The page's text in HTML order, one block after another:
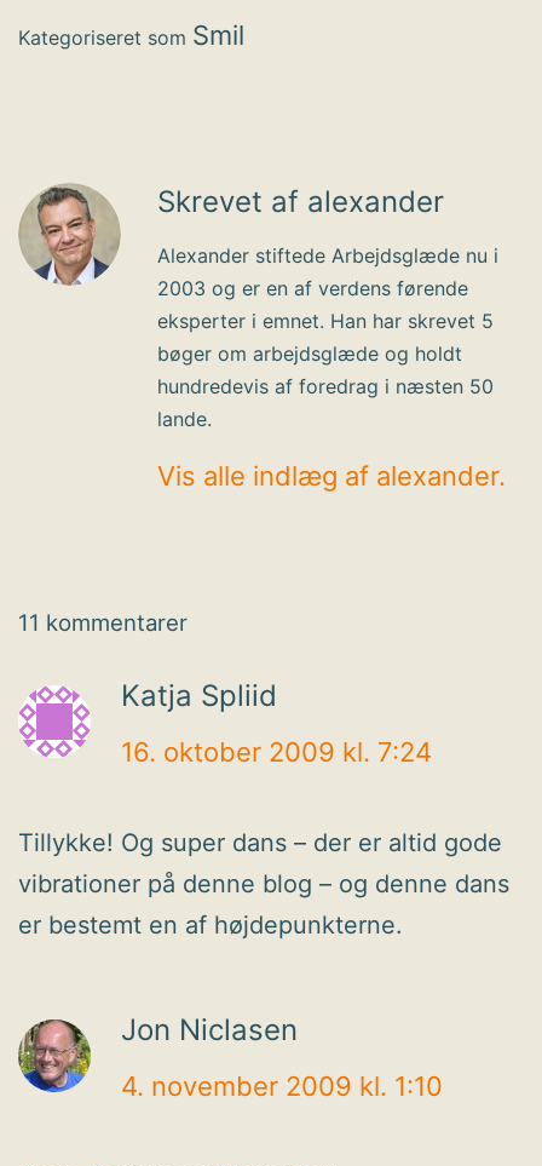
Kategoriseret som Smil
Skrevet af alexander
Alexander stiftede Arbejdsglæde nu i
2003 og er en af verdens førende
eksperter i emnet. Han har skrevet 5
bøger om arbejdsglæde og holdt
hundredevis af foredrag i næsten 50
lande.
Vis alle indlæg af alexander.
11 kommentarer
Katja Spliid
16. oktober 2009 kl. 7:24
Tillykke! Og super dans – der er altid gode
vibrationer på denne blog – og denne dans
er bestemt en af højdepunkterne.
Jon Niclasen
4. november 2009 kl. 1:10